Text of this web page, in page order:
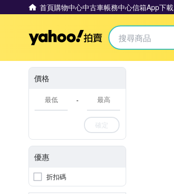
首頁購物中心中古車帳務中心信箱App下載
Yahoo拍賣
價格
-
確定
優惠
折扣碼